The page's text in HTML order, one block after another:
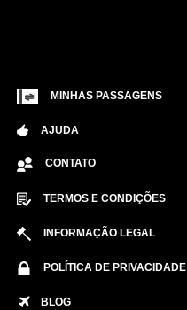
MINHAS PASSAGENS
AJUDA
CONTATO
TERMOS E CONDIÇÕES
INFORMAÇÃO LEGAL
POLÍTICA DE PRIVACIDADE
BLOG